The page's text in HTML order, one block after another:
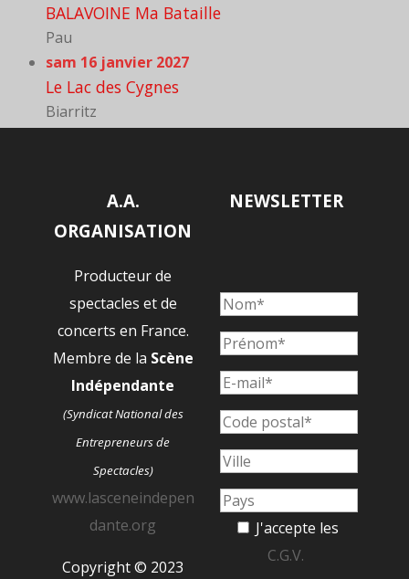
BALAVOINE Ma Bataille
Pau
sam 16 janvier 2027
Le Lac des Cygnes
Biarritz
A.A.
ORGANISATION
Producteur de
spectacles et de
concerts en France.
Membre de la Scène
Indépendante
(Syndicat National des
Entrepreneurs de
Spectacles)
www.lasceneindepen
dante.org
Copyright © 2023
NEWSLETTER
J'accepte les
C.G.V.